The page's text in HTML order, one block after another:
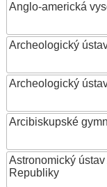
Anglo-americká
Archeologický
Archeologický
Arcibiskupské
Astronomický
Republiky